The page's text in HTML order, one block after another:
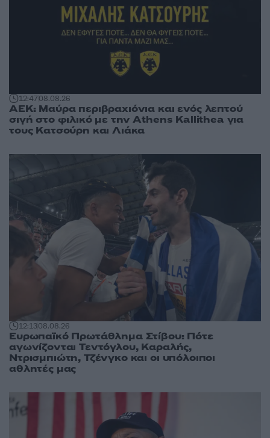
12:4708.08.26
ΑΕΚ: Μαύρα περιβραχιόνια και ενός λεπτού
σιγή στο φιλικό με την Athens Kallithea για
τους Κατσούρη και Λιάκα
12:1308.08.26
Ευρωπαϊκό Πρωτάθλημα Στίβου: Πότε
αγωνίζονται Τεντόγλου, Καραλής,
Ντρισμπιώτη, Τζένγκο και οι υπόλοιποι
αθλητές μας